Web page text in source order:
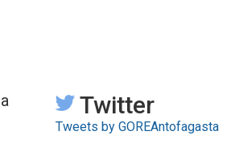
Twitter
Tweets by GOREAntofagasta